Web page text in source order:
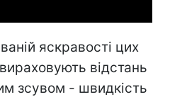
яскравості цих
відстань
зсувом - швидкість